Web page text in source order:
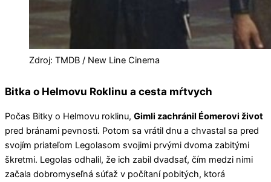
Zdroj: TMDB / New Line Cinema
Bitka o Helmovu Roklinu a cesta mŕtvych
Počas Bitky o Helmovu roklinu, Gimli zachránil Éomerovi život
pred bránami pevnosti. Potom sa vrátil dnu a chvastal sa pred
svojím priateľom Legolasom svojimi prvými dvoma zabitými
škretmi. Legolas odhalil, že ich zabil dvadsať, čím medzi nimi
začala dobromyseľná súťaž v počítaní pobitých, ktorá